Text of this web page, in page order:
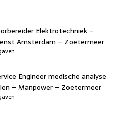
Elektrotechniek –
Amsterdam – Zoetermeer
Engineer medische analyse
– Manpower – Zoetermeer